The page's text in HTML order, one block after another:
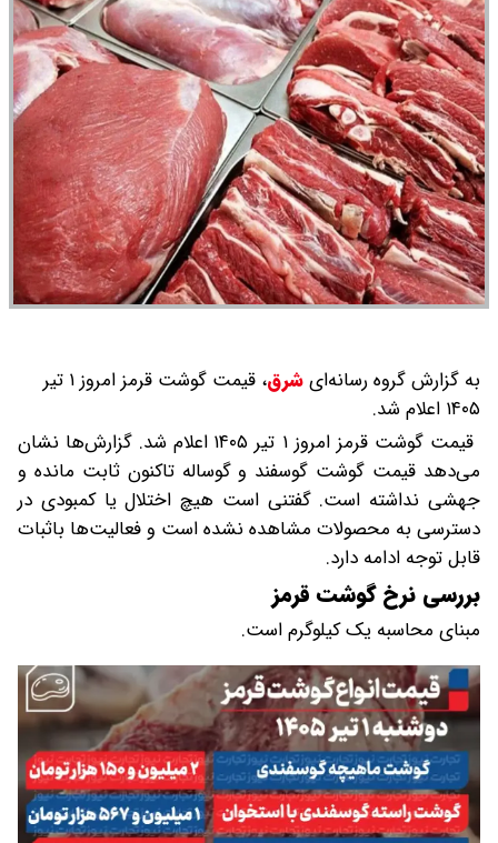
به گزارش گروه رسانه‌ایشرق،
قیمت گوشت قرمز امروز ۱ تیر
۱۴۰۵ اعلام شد.
قیمت گوشت قرمز امروز ۱ تیر ۱۴۰۵ اعلام شد. گزارش‌ها نشان
می‌دهد قیمت گوشت گوسفند و گوساله تاکنون ثابت مانده و
جهشی نداشته است. گفتنی است هیچ اختلال یا کمبودی در
دسترسی به محصولات مشاهده نشده است و فعالیت‌ها باثبات
قابل توجه ادامه دارد.
بررسی نرخ گوشت قرمز
مبنای محاسبه یک کیلوگرم است.